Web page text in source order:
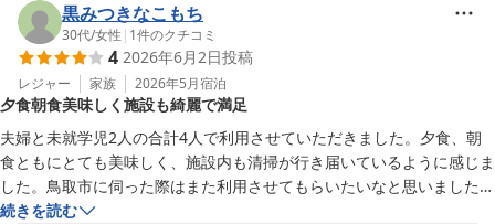
黒みつきなこもち
30代/女性 | 1件のクチコミ
4 2026年6月2日投稿
レジャー 家族 2026年5月宿泊
夕食朝食美味しく施設も綺麗で満足
夫婦と未就学児2人の合計4人で利用させていただきました。夕食、朝
食ともにとても美味しく、施設内も清掃が行き届いているように感じま
した。鳥取市に伺った際はまた利用させてもらいたいなと思いました。
続きを読む